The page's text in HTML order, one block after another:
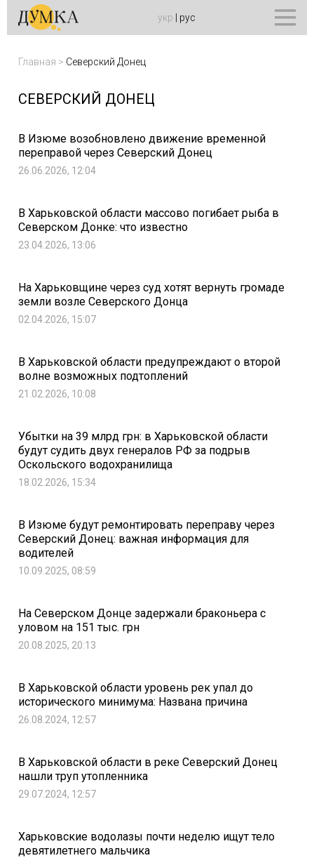
укр рус
Главная > Северский Донец
СЕВЕРСКИЙ ДОНЕЦ
В Изюме возобновлено движение временной
переправой через Северский Донец
26.06.2026, 12:04
В Харьковской области массово погибает рыба в
Северском Донке: что известно
23.04.2026, 13:06
На Харьковщине через суд хотят вернуть громаде
земли возле Северского Донца
02.04.2026, 15:07
В Харьковской области предупреждают о второй
волне возможных подтоплений
21.02.2026, 10:08
Убытки на 39 млрд грн: в Харьковской области
будут судить двух генералов РФ за подрыв
Оскольского водохранилища
18.02.2026, 15:34
В Изюме будут ремонтировать переправу через
Северский Донец: важная информация для
водителей
10.09.2025, 08:59
На Северском Донце задержали браконьера с
уловом на 151 тыс. грн
20.08.2025, 20:13
В Харьковской области уровень рек упал до
исторического минимума: Названа причина
26.08.2024, 12:57
В Харьковской области в реке Северский Донец
нашли труп утопленника
29.07.2024, 12:57
Харьковские водолазы почти неделю ищут тело
девятилетнего мальчика